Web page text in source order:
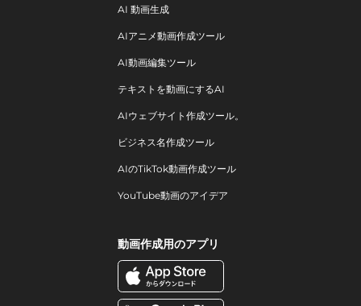
AI 動画生成
AIアニメ動画作成ツール
AI動画編集ツール
テキストを動画にするAI
AIウェブサイト作成ツール。
ビジネス名作成ツール
AIのTikTok動画作成ツール
YouTube動画のアイデア
動画作成用のアプリ